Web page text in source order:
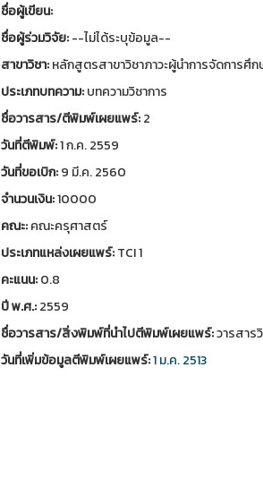
ชื่อผู้เขียน:
ชื่อผู้ร่วมวิจัย:--ไม่ได้ระบุข้อมูล--
สาขาวิชา:หลักสูตรสาขาวิชาภาวะผู้นำการจัดการศึก
ประเภทบทความ:บทความวิชาการ
ชื่อวารสาร/ตีพิมพ์เผยแพร์:2
วันที่ตีพิมพ์:1 ก.ค. 2559
วันที่ขอเบิก:9 มี.ค. 2560
จำนวนเงิน:10000
คณะ:คณะครุศาสตร์
ประเภทแหล่งเผยแพร์:TCI 1
คะแนน:0.8
ปี พ.ศ.:2559
ชื่อวารสาร/สิ่งพิมพ์ที่นำไปตีพิมพ์เผยแพร์:วารสาร
วันที่เพิ่มข้อมูลตีพิมพ์เผยแพร์:1 ม.ค. 2513